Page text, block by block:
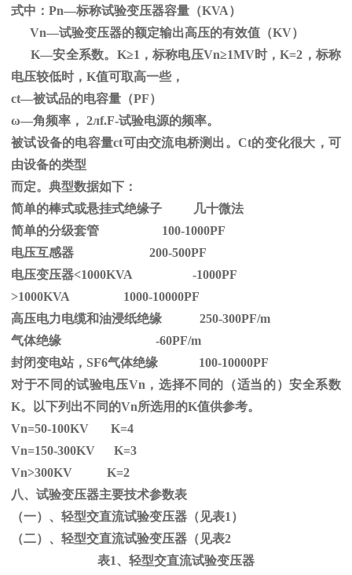
式中： Pn—标称试验变压器容量（KVA）
Vn—试验变压器的额定输出高压的有效值（KV）
K—安全系数。 K≥1，标称电压Vn≥1MV时，K=2，标称
电压较低时，K值可取高一些，
ct—被试品的电容量（PF）
ω—角频率， 2лf.F-试验电源的频率。
被试设备的电容量ct可由交流电桥测出。Ct的变化很大，可
由设备的类型
而定。典型数据如下：
简单的棒式或悬挂式绝缘子 几十微法
简单的分级套管 100-1000PF
电压互感器 200-500PF
电压变压器<1000KVA -1000PF
>1000KVA 1000-10000PF
高压电力电缆和油浸纸绝缘 250-300PF/m
气体绝缘 -60PF/m
封闭变电站，SF6气体绝缘 100-10000PF
对于不同的试验电压Vn ，选择不同的（适当的）安全系数
K。以下列出不同的Vn所选用的K值供参考。
Vn=50-100KV K=4
Vn=150-300KV K=3
Vn>300KV K=2
八、试验变压器主要技术参数表
（一）、轻型交直流试验变压器（见表1）
（二）、轻型交直流试验变压器（见表2
表1、轻型交直流试验变压器